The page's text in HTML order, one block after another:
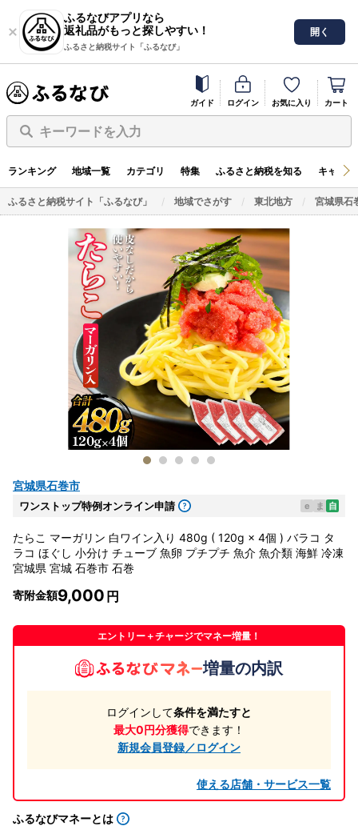
ふるなびアプリなら
返礼品がもっと探しやすい！
ふるさと納税サイト「ふるなび」
開く
ガイド ログイン お気に入り カート
キーワードを入力
ランキング 地域一覧 カテゴリ 特集 ふるさと納税を知る キャン
ふるさと納税サイト「ふるなび」 地域でさがす 東北地方 宮城県石
宮城県石巻市
ワンストップ特例オンライン申請 e ま 自
たらこ マーガリン 白ワイン入り 480g ( 120g × 4個 ) バラコ タ
ラコ ほぐし 小分け チューブ 魚卵 プチプチ 魚介 魚介類 海鮮 冷凍
宮城県 宮城 石巻市 石巻
寄附金額9,000
エントリー＋チャージでマネー増量！
増量の内訳
ログインして条件を満たすと
最大0円分獲得できます！
新規会員登録／ログイン
使える店舗・サービス一覧
ふるなびマネーとは